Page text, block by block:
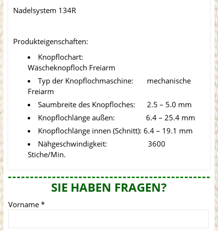
Nadelsystem 134R
Produkteigenschaften:
Knopflochart:
Wäscheknopfloch Freiarm
Typ der Knopflochmaschine: mechanische
Freiarm
Saumbreite des Knopfloches: 2.5 – 5.0 mm
Knopflochlänge außen: 6.4 – 25.4 mm
Knopflochlänge innen (Schnitt): 6.4 – 19.1 mm
Nähgeschwindigkeit: 3600
Stiche/Min.
SIE HABEN FRAGEN?
Vorname *